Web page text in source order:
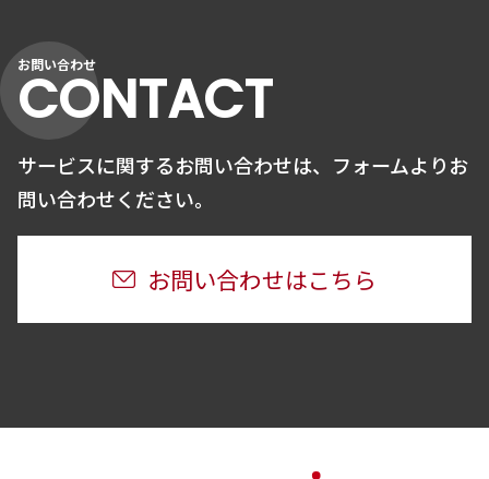
お問い合わせ
CONTACT
サービスに関するお問い合わせは、 フォームよりお
問い合わせください。
お問い合わせはこちら